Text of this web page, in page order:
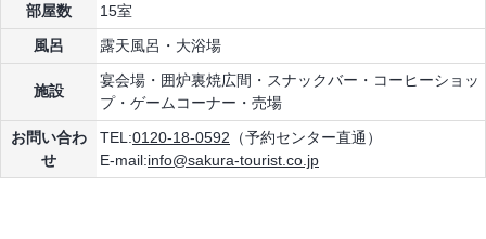
部屋数
15室
風呂
露天風呂・大浴場
施設
宴会場・囲炉裏焼広間・スナックバー・コーヒーショッ
プ・ゲームコーナー・売場
お問い合わ
せ
TEL:0120-18-0592 （予約センター直通）
E-mail:info@sakura-tourist.co.jp